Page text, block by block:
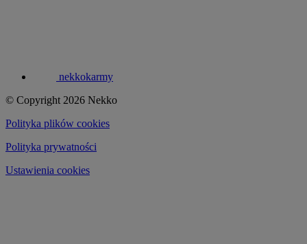
nekkokarmy
© Copyright 2026 Nekko
Polityka plików cookies
Polityka prywatności
Ustawienia cookies